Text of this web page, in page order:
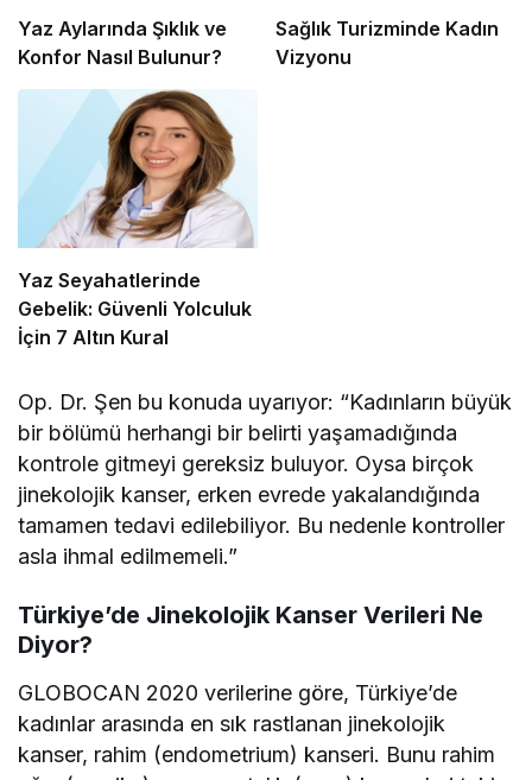
Yaz Aylarında Şıklık ve
Konfor Nasıl Bulunur?
Sağlık Turizminde Kadın
Vizyonu
Yaz Seyahatlerinde
Gebelik: Güvenli Yolculuk
İçin 7 Altın Kural
Op. Dr. Şen bu konuda uyarıyor: “Kadınların büyük
bir bölümü herhangi bir belirti yaşamadığında
kontrole gitmeyi gereksiz buluyor. Oysa birçok
jinekolojik kanser, erken evrede yakalandığında
tamamen tedavi edilebiliyor. Bu nedenle kontroller
asla ihmal edilmemeli.”
Türkiye’de Jinekolojik Kanser Verileri Ne
Diyor?
GLOBOCAN 2020 verilerine göre, Türkiye’de
kadınlar arasında en sık rastlanan jinekolojik
kanser, rahim (endometrium) kanseri. Bunu rahim